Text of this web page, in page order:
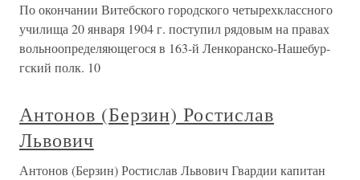
По окончании Витебского городского четырехклассного
училища 20 января 1904 г. поступил рядовым на правах
вольноопределяющегося в 163-й Ленкоранско-Нашебур-
гский полк. 10
Антонов (Берзин) Ростислав
Львович
Антонов (Берзин) Ростислав Львович Гвардии капитан